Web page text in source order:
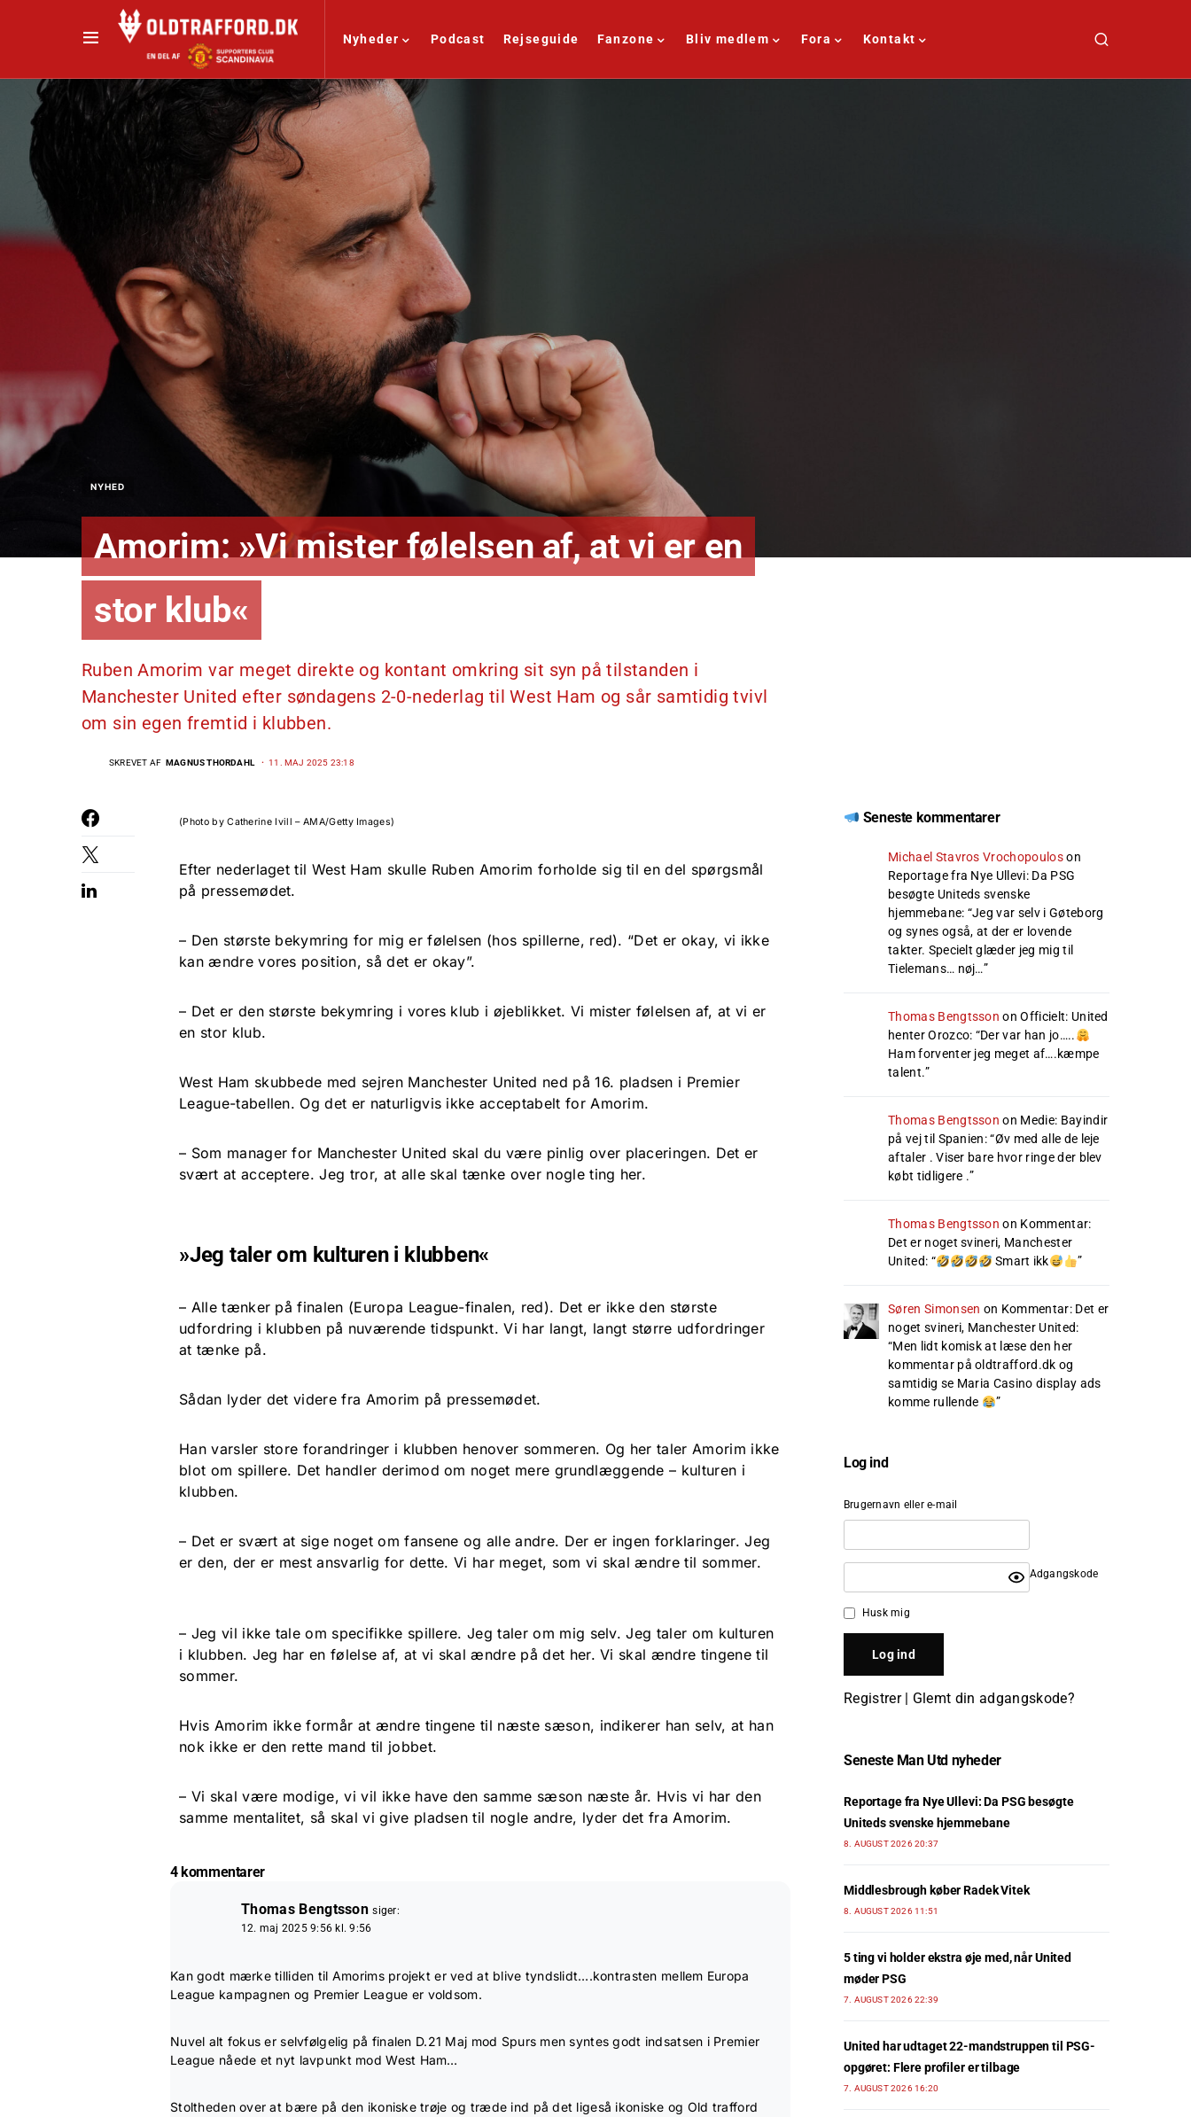
Nyheder Podcast Rejseguide Fanzone Bliv medlem Fora Kontakt
NYHED
Amorim: »Vi mister følelsen af, at vi er en
stor klub«
Ruben Amorim var meget direkte og kontant omkring sit syn på tilstanden i
Manchester United efter søndagens 2-0-nederlag til West Ham og sår samtidig tvivl
om sin egen fremtid i klubben.
SKREVET AF MAGNUS THORDAHL 11. MAJ 2025 23:18
(Photo by Catherine Ivill – AMA/Getty Images)
Efter nederlaget til West Ham skulle Ruben Amorim forholde sig til en del spørgsmål
på pressemødet.
– Den største bekymring for mig er følelsen (hos spillerne, red). “Det er okay, vi ikke
kan ændre vores position, så det er okay”.
– Det er den største bekymring i vores klub i øjeblikket. Vi mister følelsen af, at vi er
en stor klub.
West Ham skubbede med sejren Manchester United ned på 16. pladsen i Premier
League-tabellen. Og det er naturligvis ikke acceptabelt for Amorim.
– Som manager for Manchester United skal du være pinlig over placeringen. Det er
svært at acceptere. Jeg tror, at alle skal tænke over nogle ting her.
»Jeg taler om kulturen i klubben«
– Alle tænker på finalen (Europa League-finalen, red). Det er ikke den største
udfordring i klubben på nuværende tidspunkt. Vi har langt, langt større udfordringer
at tænke på.
Sådan lyder det videre fra Amorim på pressemødet.
Han varsler store forandringer i klubben henover sommeren. Og her taler Amorim ikke
blot om spillere. Det handler derimod om noget mere grundlæggende – kulturen i
klubben.
– Det er svært at sige noget om fansene og alle andre. Der er ingen forklaringer. Jeg
er den, der er mest ansvarlig for dette. Vi har meget, som vi skal ændre til sommer.
– Jeg vil ikke tale om specifikke spillere. Jeg taler om mig selv. Jeg taler om kulturen
i klubben. Jeg har en følelse af, at vi skal ændre på det her. Vi skal ændre tingene til
sommer.
Hvis Amorim ikke formår at ændre tingene til næste sæson, indikerer han selv, at han
nok ikke er den rette mand til jobbet.
– Vi skal være modige, vi vil ikke have den samme sæson næste år. Hvis vi har den
samme mentalitet, så skal vi give pladsen til nogle andre, lyder det fra Amorim.
4 kommentarer
Thomas Bengtsson siger:
12. maj 2025 9:56 kl. 9:56
Kan godt mærke tilliden til Amorims projekt er ved at blive tyndslidt….kontrasten mellem Europa
League kampagnen og Premier League er voldsom.
Nuvel alt fokus er selvfølgelig på finalen D.21 Maj mod Spurs men syntes godt indsatsen i Premier
League nåede et nyt lavpunkt mod West Ham…
Stoltheden over at bære på den ikoniske trøje og træde ind på det ligeså ikoniske og Old trafford
Seneste kommentarer
Michael Stavros Vrochopouloson
Reportage fra Nye Ullevi: Da PSG
besøgte Uniteds svenske
hjemmebane: “Jeg var selv i Gøteborg
og synes også, at der er lovende
takter. Specielt glæder jeg mig til
Tielemans… nøj…”
Thomas Bengtsson onOfficielt: United
henter Orozco: “Der var han jo…..
Ham forventer jeg meget af….kæmpe
talent.”
Thomas Bengtsson on Medie: Bayindir
på vej til Spanien: “Øv med alle de leje
aftaler . Viser bare hvor ringe der blev
købt tidligere .”
Thomas Bengtsson on Kommentar:
Det er noget svineri, Manchester
United: “ Smart ikk ”
Søren Simonsen on Kommentar: Det er
noget svineri, Manchester United:
“Men lidt komisk at læse den her
kommentar på oldtrafford.dk og
samtidig se Maria Casino display ads
komme rullende
”
Log ind
Brugernavn eller e-mail
Adgangskode
Husk mig
Registrer| Glemt din adgangskode?
Seneste Man Utd nyheder
Reportage fra Nye Ullevi: Da PSG besøgte
Uniteds svenske hjemmebane
8. AUGUST 2026 20:37
Middlesbrough køber Radek Vitek
8. AUGUST 2026 11:51
5 ting vi holder ekstra øje med, når United
møder PSG
7. AUGUST 2026 22:39
United har udtaget 22-mandstruppen til PSG-
opgøret: Flere profiler er tilbage
7. AUGUST 2026 16:20